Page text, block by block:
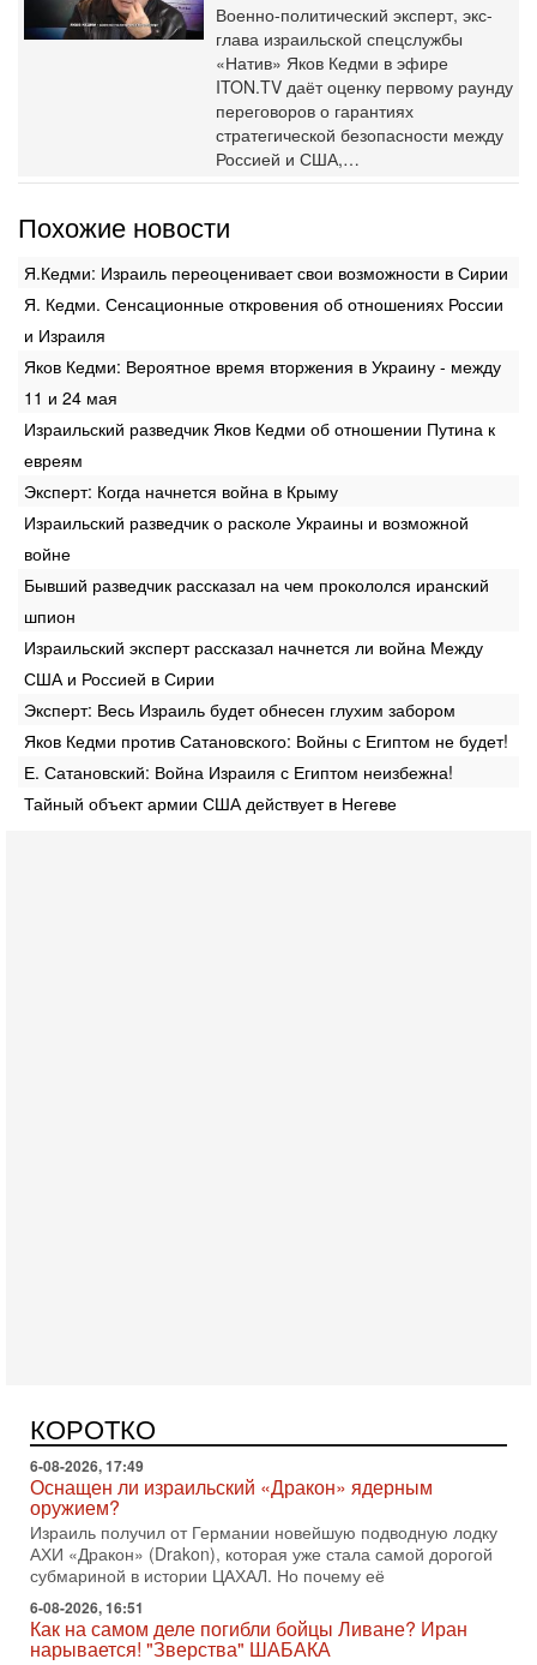
Военно-политический эксперт, экс-
глава израильской спецслужбы
«Натив» Яков Кедми в эфире
ITON.TV даёт оценку первому раунду
переговоров о гарантиях
стратегической безопасности между
Россией и США,…
Похожие новости
Я.Кедми: Израиль переоценивает свои возможности в Сирии
Я. Кедми. Сенсационные откровения об отношениях России
и Израиля
Яков Кедми: Вероятное время вторжения в Украину - между
11 и 24 мая
Израильский разведчик Яков Кедми об отношении Путина к
евреям
Эксперт: Когда начнется война в Крыму
Израильский разведчик о расколе Украины и возможной
войне
Бывший разведчик рассказал на чем прокололся иранский
шпион
Израильский эксперт рассказал начнется ли война Между
США и Россией в Сирии
Эксперт: Весь Израиль будет обнесен глухим забором
Яков Кедми против Сатановского: Войны с Египтом не будет!
Е. Сатановский: Война Израиля с Египтом неизбежна!
Тайный объект армии США действует в Негеве
КОРОТКО
политическим раскладом сил, если арабский список
6-08-2026, 17:49
Оснащен ли израильский «Дракон» ядерным
оружием?
Израиль получил от Германии новейшую подводную лодку
АХИ «Дракон» (Drakon), которая уже стала самой дорогой
субмариной в истории ЦАХАЛ. Но почему её
6-08-2026, 16:51
Как на самом деле погибли бойцы Ливане? Иран
нарывается! "Зверства" ШАБАКА